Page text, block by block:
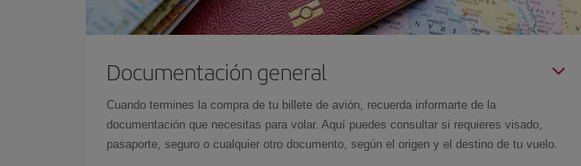
Documentación general
Cuando termines la compra de tu billete de avión, recuerda informarte de la
documentación que necesitas para volar. Aquí puedes consultar si requieres visado,
pasaporte, seguro o cualquier otro documento, según el origen y el destino de tu vuelo.